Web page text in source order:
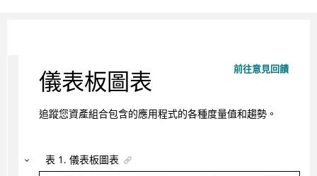
前往意見回饋
儀表板圖表
追蹤您資產組合包含的應用程式的各種度量值和趨勢。
表 1 .儀表板圖表